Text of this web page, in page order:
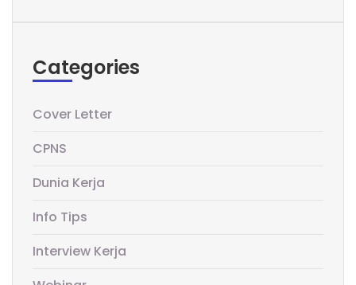
Categories
Cover Letter
CPNS
Dunia Kerja
Info Tips
Interview Kerja